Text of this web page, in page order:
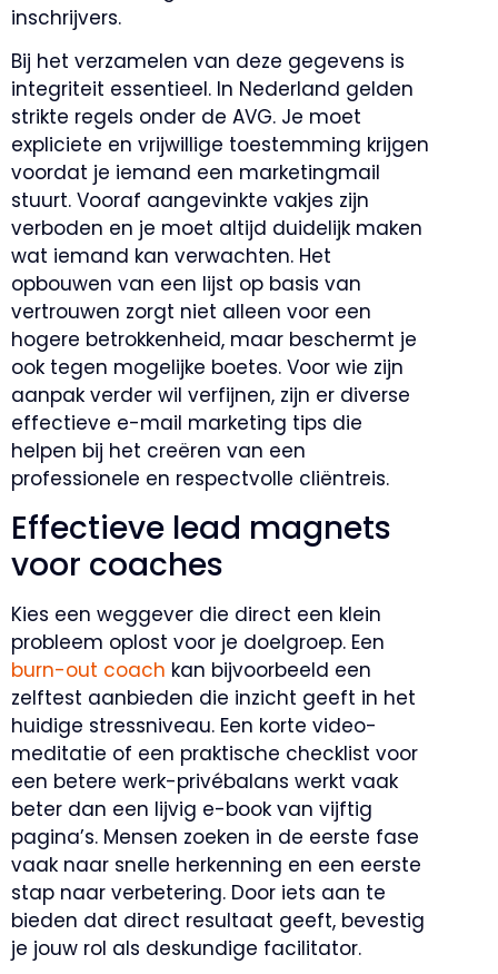
inschrijvers.
Bij het verzamelen van deze gegevens is
integriteit essentieel. In Nederland gelden
strikte regels onder de AVG. Je moet
expliciete en vrijwillige toestemming krijgen
voordat je iemand een marketingmail
stuurt. Vooraf aangevinkte vakjes zijn
verboden en je moet altijd duidelijk maken
wat iemand kan verwachten. Het
opbouwen van een lijst op basis van
vertrouwen zorgt niet alleen voor een
hogere betrokkenheid, maar beschermt je
ook tegen mogelijke boetes. Voor wie zijn
aanpak verder wil verfijnen, zijn er diverse
effectieve e-mail marketing tips die
helpen bij het creëren van een
professionele en respectvolle cliëntreis.
Effectieve lead magnets
voor coaches
Kies een weggever die direct een klein
probleem oplost voor je doelgroep. Een
burn-out coach kan bijvoorbeeld een
zelftest aanbieden die inzicht geeft in het
huidige stressniveau. Een korte video-
meditatie of een praktische checklist voor
een betere werk-privébalans werkt vaak
beter dan een lijvig e-book van vijftig
pagina’s. Mensen zoeken in de eerste fase
vaak naar snelle herkenning en een eerste
stap naar verbetering. Door iets aan te
bieden dat direct resultaat geeft, bevestig
je jouw rol als deskundige facilitator.